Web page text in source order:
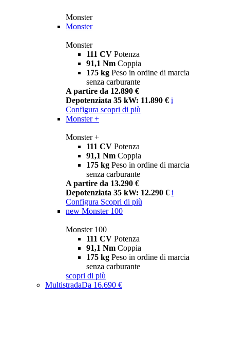
Monster
Monster
Monster
111 CV Potenza
91,1 Nm Coppia
175 kg Peso in ordine di marcia
senza carburante
A partire da 12.890 €
Depotenziata 35 kW: 11.890 € i
Configura scopri di più
Monster +
Monster +
111 CV Potenza
91,1 Nm Coppia
175 kg Peso in ordine di marcia
senza carburante
A partire da 13.290 €
Depotenziata 35 kW: 12.290 € i
Configura Scopri di più
new Monster 100
Monster 100
111 CV Potenza
91,1 Nm Coppia
175 kg Peso in ordine di marcia
senza carburante
scopri di più
MultistradaDa 16.690 €